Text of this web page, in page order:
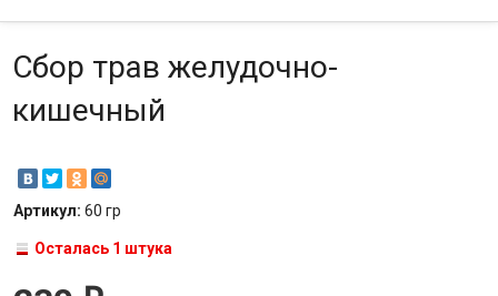
Сбор трав желудочно-
кишечный
Артикул: 60 гр
Осталась 1 штука